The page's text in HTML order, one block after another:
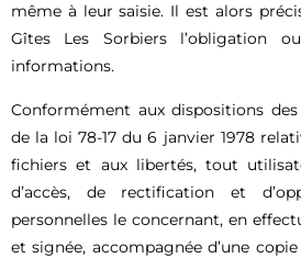
même à leur saisie. Il est alors
Gîtes Les Sorbiers l’obligation
informations.
Conformément aux dispositions
de la loi 78-17 du 6 janvier 1978
fichiers et aux libertés, tout
d’accès, de rectification et
personnelles le concernant, en
et signée, accompagnée d’une